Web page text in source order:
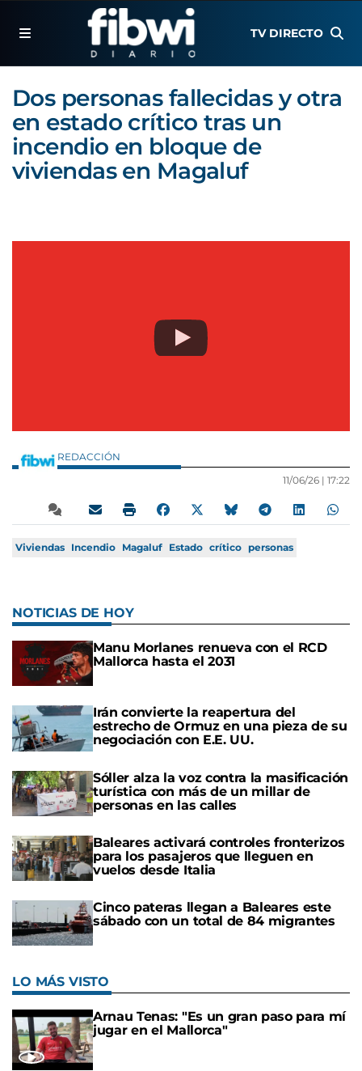
TV DIRECTO
Dos personas fallecidas y otra
en estado crítico tras un
incendio en bloque de
viviendas en Magaluf
REDACCIÓN
11/06/26 | 17:22
Viviendas Incendio Magaluf Estado crítico personas
NOTICIAS DE HOY
Manu Morlanes renueva con el RCD
Mallorca hasta el 2031
Irán convierte la reapertura del
estrecho de Ormuz en una pieza de su
negociación con E.E. UU.
Sóller alza la voz contra la masificación
turística con más de un millar de
personas en las calles
Baleares activará controles fronterizos
para los pasajeros que lleguen en
vuelos desde Italia
Cinco pateras llegan a Baleares este
sábado con un total de 84 migrantes
LO MÁS VISTO
Arnau Tenas: "Es un gran paso para mí
jugar en el Mallorca"